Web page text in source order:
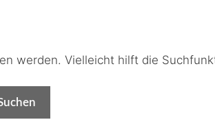
werden. Vielleicht hilft die